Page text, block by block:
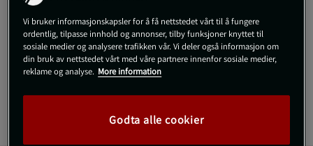
SKU #VENUM-05998-109R | EAN 3611442083352
Opplev den kompromissløse ytelsen til Venum X CHIMAEV Wild
Borz Rashguards Short Sleeves under treningsøktene dine.
Les mer
Anmeldelser
Vi bruker informasjonskapsler for å få nettstedet vårt til å fungere
ordentlig, tilpasse innhold og annonser, tilby funksjoner knyttet til
sosiale medier og analysere trafikken vår. Vi deler også informasjon om
din bruk av nettstedet vårt med våre partnere innenfor sosiale medier,
reklame og analyse. More information
Godta alle cookier